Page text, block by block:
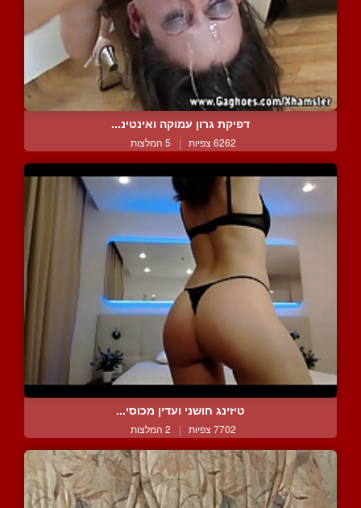
דפיקת גרון עמוקה ואינטינ...
6262 צפיות | 5 המלצות
טיזינג חושני ועדין מכוסי...
7702 צפיות | 2 המלצות